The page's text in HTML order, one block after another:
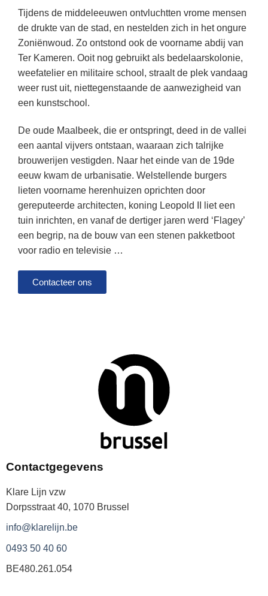
Tijdens de middeleeuwen ontvluchtten vrome mensen
de drukte van de stad, en nestelden zich in het ongure
Zoniënwoud. Zo ontstond ook de voorname abdij van
Ter Kameren. Ooit nog gebruikt als bedelaarskolonie,
weefatelier en militaire school, straalt de plek vandaag
weer rust uit, niettegenstaande de aanwezigheid van
een kunstschool.
De oude Maalbeek, die er ontspringt, deed in de vallei
een aantal vijvers ontstaan, waaraan zich talrijke
brouwerijen vestigden. Naar het einde van de 19de
eeuw kwam de urbanisatie. Welstellende burgers
lieten voorname herenhuizen oprichten door
gereputeerde architecten, koning Leopold II liet een
tuin inrichten, en vanaf de dertiger jaren werd ‘Flagey’
een begrip, na de bouw van een stenen pakketboot
voor radio en televisie …
Contacteer ons
Contactgegevens
Klare Lijn vzw
Dorpsstraat 40, 1070 Brussel
info@klarelijn.be
0493 50 40 60
BE480.261.054